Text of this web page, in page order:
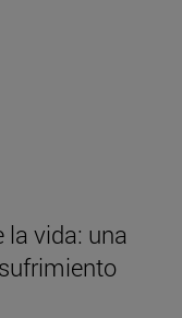
la vida: una